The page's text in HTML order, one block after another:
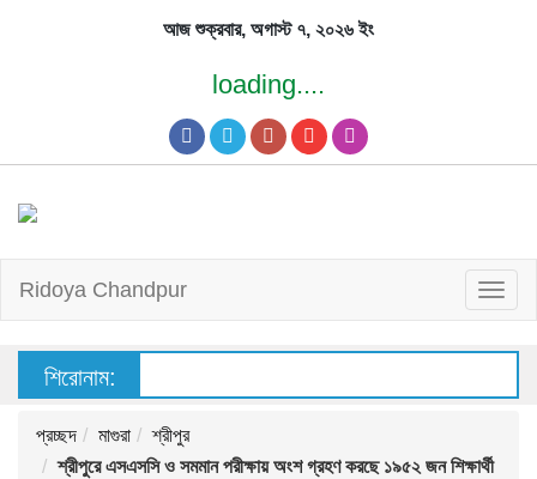
আজ শুক্রবার, অগাস্ট ৭, ২০২৬ ইং
loading....
T
o
g
l
a
t
Ridoya Chandpur
শিরোনাম:
প্রচ্ছদ মাগুরা
শ্রীপুর
শ্রীপুরে এসএসসি ও সমমান পরীক্ষায় অংশ গ্রহণ করছে ১৯৫২ জন শিক্ষার্থী